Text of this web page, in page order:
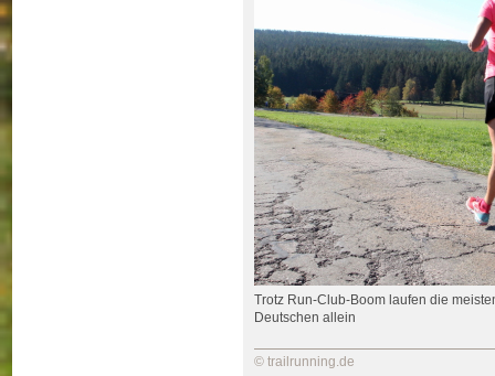
Trotz Run-Club-Boom laufen die
Deutschen allein
© trailrunning.de